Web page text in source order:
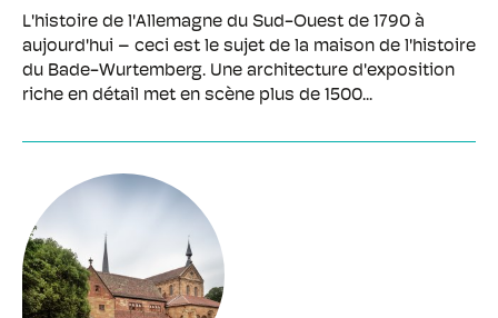
L'histoire de l'Allemagne du Sud-Ouest de 1790 à
aujourd'hui – ceci est le sujet de la maison de l'histoire
du Bade-Wurtemberg. Une architecture d'exposition
riche en détail met en scène plus de 1500...